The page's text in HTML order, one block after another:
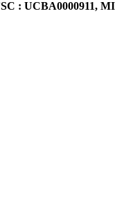
: UCBA0000911,